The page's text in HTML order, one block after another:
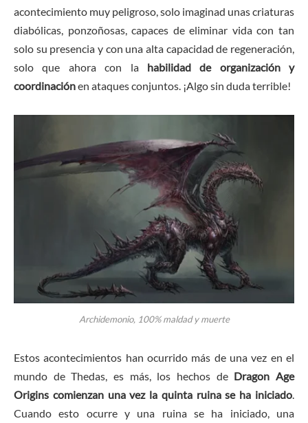
acontecimiento muy peligroso, solo imaginad unas criaturas
diabólicas, ponzoñosas, capaces de eliminar vida con tan
solo su presencia y con una alta capacidad de regeneración,
solo que ahora con la habilidad de organización y
coordinaciónen ataques conjuntos. ¡Algo sin duda terrible!
Archidemonio, 100% maldad y muerte
Estos acontecimientos han ocurrido más de una vez en el
mundo de Thedas, es más, los hechos de Dragon Age
Origins comienzan una vez la quinta ruina se ha iniciado.
Cuando esto ocurre y una ruina se ha iniciado, una